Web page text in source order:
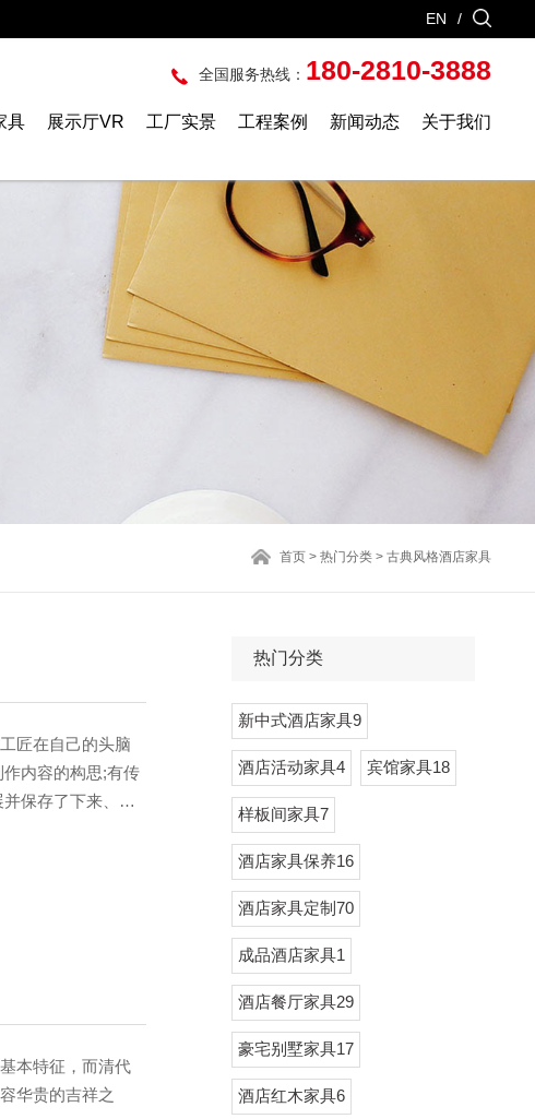
EN /
全国服务热线： 180-2810-3888
具 展示厅VR 工厂实景 工程案例 新闻动态 关于我们
首页> 热门分类> 古典风格酒店家具
匠在自己的头脑
内容的构思;有传
保存了下来、古
与传承发展的历
本特征，而清代
华贵的吉祥之
热门分类
新中式酒店家具9
酒店活动家具4 宾馆家具18
样板间家具7
酒店家具保养16
酒店家具定制70
成品酒店家具1
酒店餐厅家具29
豪宅别墅家具17
酒店红木家具6